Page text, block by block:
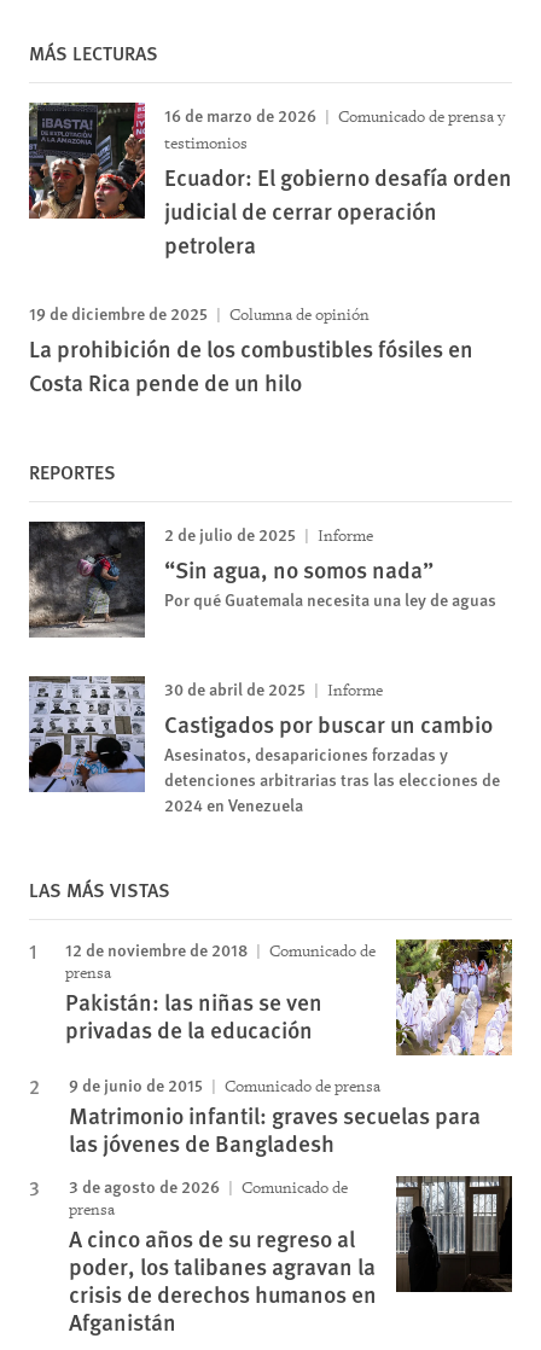
MÁS LECTURAS
16 de marzo de 2026
Comunicado de prensa y
testimonios
Ecuador: El gobierno desafía orden
judicial de cerrar operación
petrolera
19 de diciembre de 2025 Columna de opinión
La prohibición de los combustibles fósiles en
Costa Rica pende de un hilo
REPORTES
2 de julio de 2025 Informe
“Sin agua, no somos nada”
Por qué Guatemala necesita una ley de aguas
30 de abril de 2025 Informe
Castigados por buscar un cambio
Asesinatos, desapariciones forzadas y
detenciones arbitrarias tras las elecciones de
2024 en Venezuela
LAS MÁS VISTAS
12 de noviembre de 2018
Comunicado de
prensa
Pakistán: las niñas se ven
privadas de la educación
9 de junio de 2015 Comunicado de prensa
Matrimonio infantil: graves secuelas para
las jóvenes de Bangladesh
3 de agosto de 2026
Comunicado de
prensa
A cinco años de su regreso al
poder, los talibanes agravan la
crisis de derechos humanos en
Afganistán